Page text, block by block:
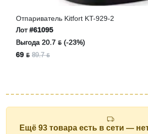
Отпариватель Kitfort KT-929-2
Лот#61095
Выгода 20.7 ƃ (-23%)
69 ƃ 89.7 ƃ
Ещё 93 товара есть в сети —